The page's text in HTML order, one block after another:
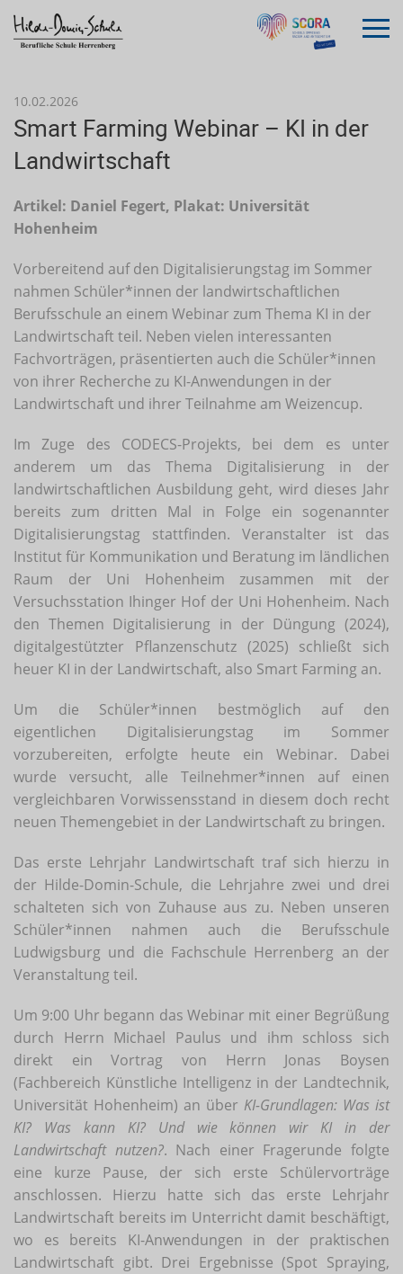
10.02.2026
Smart Farming Webinar – KI in der
Landwirtschaft
Artikel: Daniel Fegert, Plakat: Universität
Hohenheim
Vorbereitend auf den Digitalisierungstag im Sommer
nahmen Schüler*innen der landwirtschaftlichen
Berufsschule an einem Webinar zum Thema KI in der
Landwirtschaft teil. Neben vielen interessanten
Fachvorträgen, präsentierten auch die Schüler*innen
von ihrer Recherche zu KI-Anwendungen in der
Landwirtschaft und ihrer Teilnahme am Weizencup.
Im Zuge des CODECS-Projekts, bei dem es unter
anderem um das Thema Digitalisierung in der
landwirtschaftlichen Ausbildung geht, wird dieses Jahr
bereits zum dritten Mal in Folge ein sogenannter
Digitalisierungstag stattfinden. Veranstalter ist das
Institut für Kommunikation und Beratung im ländlichen
Raum der Uni Hohenheim zusammen mit der
Versuchsstation Ihinger Hof der Uni Hohenheim. Nach
den Themen Digitalisierung in der Düngung (2024),
digitalgestützter Pflanzenschutz (2025) schließt sich
heuer KI in der Landwirtschaft, also Smart Farming an.
Um die Schüler*innen bestmöglich auf den
eigentlichen Digitalisierungstag im Sommer
vorzubereiten, erfolgte heute ein Webinar. Dabei
wurde versucht, alle Teilnehmer*innen auf einen
vergleichbaren Vorwissensstand in diesem doch recht
neuen Themengebiet in der Landwirtschaft zu bringen.
Das erste Lehrjahr Landwirtschaft traf sich hierzu in
der Hilde-Domin-Schule, die Lehrjahre zwei und drei
schalteten sich von Zuhause aus zu. Neben unseren
Schüler*innen nahmen auch die Berufsschule
Ludwigsburg und die Fachschule Herrenberg an der
Veranstaltung teil.
Um 9:00 Uhr begann das Webinar mit einer Begrüßung
durch Herrn Michael Paulus und ihm schloss sich
direkt ein Vortrag von Herrn Jonas Boysen
(Fachbereich Künstliche Intelligenz in der Landtechnik,
Universität Hohenheim) an über KI-Grundlagen: Was ist
KI? Was kann KI? Und wie können wir KI in der
Landwirtschaft nutzen?. Nach einer Fragerunde folgte
eine kurze Pause, der sich erste Schülervorträge
anschlossen. Hierzu hatte sich das erste Lehrjahr
Landwirtschaft bereits im Unterricht damit beschäftigt,
wo es bereits KI-Anwendungen in der praktischen
Landwirtschaft gibt. Drei Ergebnisse (Spot Spraying,